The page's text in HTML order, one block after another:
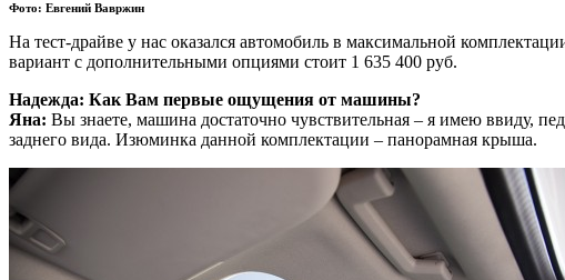
Фото: Евгений Вавржин
На тест-драйве у нас оказался автомобиль в максимальной
вариант с дополнительными опциями стоит 1 635 400 руб.
Надежда: Как Вам первые ощущения от машины?
Яна: Вы знаете, машина достаточно чувствительная – я имею ввиду,
заднего вида. Изюминка данной комплектации – панорамная крыша.